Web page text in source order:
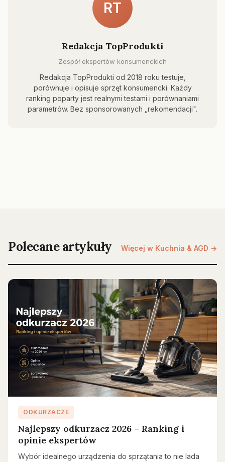
RT
Redakcja TopProdukti
Zespół ekspertów konsumenckich
Redakcja TopProdukti od 2018 roku testuje,
porównuje i opisuje sprzęt konsumencki. Każdy
ranking poparty jest realnymi testami i porównaniami
parametrów. Bez sponsorowanych „rekomendacji".
Polecane artykuły Więcej w Kuchnia & AGD →
ODKURZACZE
Najlepszy odkurzacz 2026 – Ranking i
opinie ekspertów
Wybór idealnego urządzenia do sprzątania to nie lada